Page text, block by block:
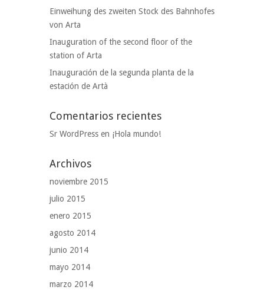
Einweihung des zweiten Stock des Bahnhofes
von Arta
Inauguration of the second floor of the
station of Arta
Inauguración de la segunda planta de la
estación de Artà
Comentarios recientes
Sr WordPress en ¡Hola mundo!
Archivos
noviembre 2015
julio 2015
enero 2015
agosto 2014
junio 2014
mayo 2014
marzo 2014